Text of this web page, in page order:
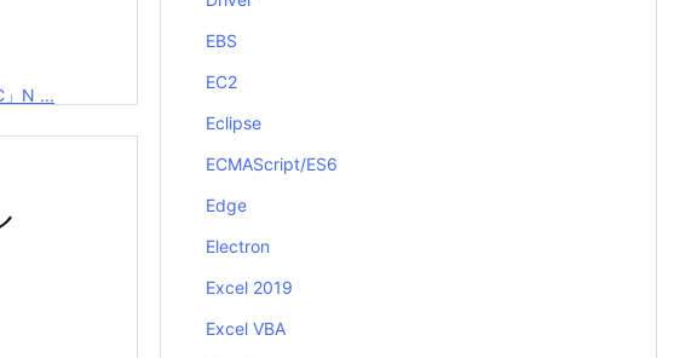
N ...
EBS
EC2
Eclipse
ECMAScript/ES6
Edge
Electron
Excel 2019
Excel VBA